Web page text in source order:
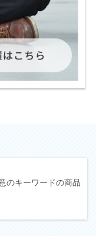
のキーワードの商品